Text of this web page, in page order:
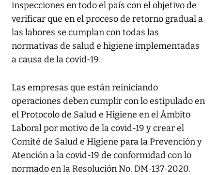
inspecciones en todo el país con el objetivo de
verificar que en el proceso de retorno gradual a
las labores se cumplan con todas las
normativas de salud e higiene implementadas
a causa de la covid-19.
Las empresas que están reiniciando
operaciones deben cumplir con lo estipulado en
el Protocolo de Salud e Higiene en el Ámbito
Laboral por motivo de la covid-19 y crear el
Comité de Salud e Higiene para la Prevención y
Atención a la covid-19 de conformidad con lo
normado en la Resolución No. DM-137-2020.